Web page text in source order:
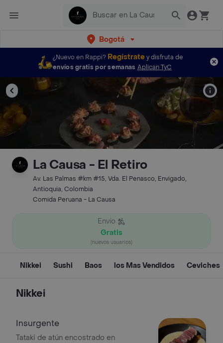
Bogotá
¿Nuevo en Rappi? Regístratey disfruta de
envíos gratis por semanas Aplican TyC
La Causa - El Retiro
Av. Las Palmas #km #15, Vda. El Penasco, Envigado,
Antioquia, Colombia
Comida Peruana - La Causa
Envío
Gratis
(nuevos usuarios)
Nikkei Sushi Baos los Mas Vendidos Ceviches
Nikkei
Insurgente
Tataki de atún encostrado en